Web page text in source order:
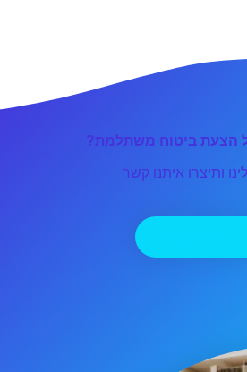
הצעת ביטוח משתלמת?
ותיצרו איתנו קשר